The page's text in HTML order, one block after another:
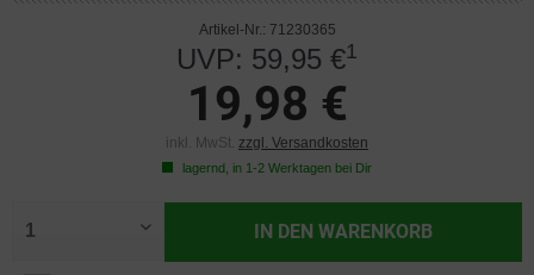
Artikel-Nr.: 71230365
UVP: 59,95 €1
19,98 €
inkl. MwSt. zzgl. Versandkosten
lagernd, in 1-2 Werktagen bei Dir
IN DEN WARENKORB